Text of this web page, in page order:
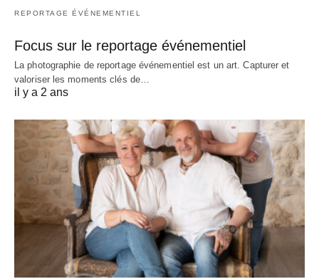
REPORTAGE ÉVÉNEMENTIEL
Focus sur le reportage événementiel
La photographie de reportage événementiel est un art. Capturer et
valoriser les moments clés de…
il y a 2 ans